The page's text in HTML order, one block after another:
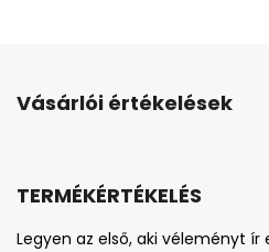
Vásárlói értékelések
TERMÉKÉRTÉKELÉS
Legyen az első, aki véleményt ír